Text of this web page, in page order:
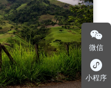
微信
小程序